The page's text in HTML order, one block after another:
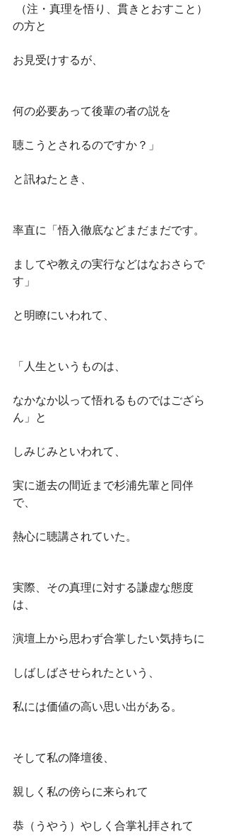
（注・真理を悟り、貫きとおすこと）
の方と
お見受けするが、
何の必要あって後輩の者の説を
聴こうとされるのですか？」
と訊ねたとき、
率直に「悟入徹底などまだまだです。
ましてや教えの実行などはなおさらで
す」
と明瞭にいわれて、
「人生というものは、
なかなか以って悟れるものではござら
ん」と
しみじみといわれて、
実に逝去の間近まで杉浦先輩と同伴
で、
熱心に聴講されていた。
実際、その真理に対する謙虚な態度
は、
演壇上から思わず合掌したい気持ちに
しばしばさせられたという、
私には価値の高い思い出がある。
そして私の降壇後、
親しく私の傍らに来られて
恭（うやう）やしく合掌礼拝されて